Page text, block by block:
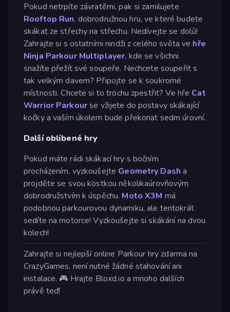
Pokud netrpíte závratěmi, pak si zamilujete
Rooftop Run, dobrodružnou hru, ve které budete
skákat ze střechy na střechu. Nedívejte se dolů!
Zahrajte si s ostatními nindži z celého světa ve hře
Ninja Parkour Multiplayer, kde se všichni
snažíte přežít své soupeře. Nechcete soupeřit s
tak velkým davem? Připojte se k soukromé
místnosti. Chcete si to trochu zpestřit? Ve hře Cat
Warrior Parkourse vžijete do postavy skákající
kočky a vaším úkolem bude překonat sedm úrovní.
Další oblíbené hry
Pokud máte rádi skákací hry s bočním
procházením, vyzkoušejte Geometry Dash a
projděte se svou kostkou několikaúrovňovým
dobrodružstvím k úspěchu. Moto X3M má
podobnou parkourovou dynamiku, ale tentokrát
sedíte na motorce! Vyzkoušejte si skákání na dvou
kolech!
Zahrajte si nejlepší online Parkour hry zdarma na
CrazyGames, není nutné žádné stahování ani
instalace. 🎮 Hrajte Bloxd.io a mnoho dalších
právě teď!